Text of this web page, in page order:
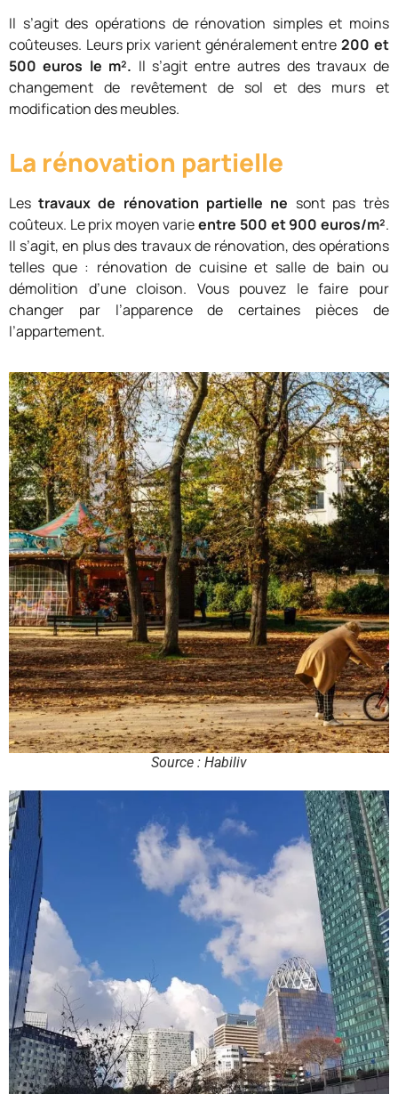
Il s’agit des opérations de rénovation simples et moins
coûteuses. Leurs prix varient généralement entre 200 et
500 euros le m². Il s’agit entre autres des travaux de
changement de revêtement de sol et des murs et
modification des meubles.
La rénovation partielle
Les travaux de rénovation partielle ne sont pas très
coûteux. Le prix moyen varieentre 500 et 900 euros/m².
Il s’agit, en plus des travaux de rénovation, des opérations
telles que : rénovation de cuisine et salle de bain ou
démolition d’une cloison. Vous pouvez le faire pour
changer par l’apparence de certaines pièces de
l’appartement.
Source : Habiliv